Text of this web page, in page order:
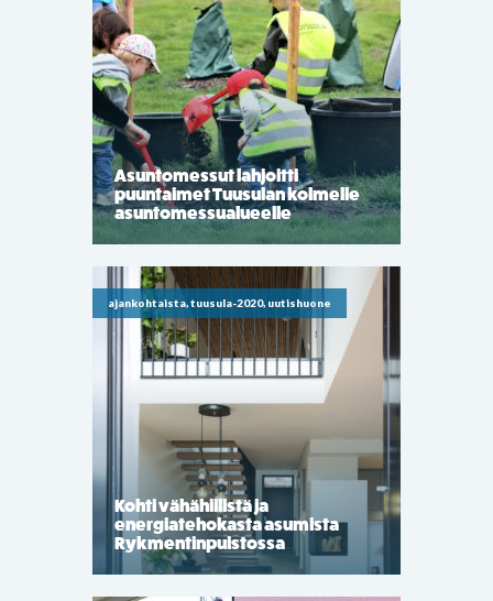
Asuntomessut lahjoitti
puuntaimet Tuusulan kolmelle
asuntomessualueelle
ajankohtaista, tuusula-2020, uutishuone
Kohti vähähiilistä ja
energiatehokasta asumista
Rykmentinpuistossa